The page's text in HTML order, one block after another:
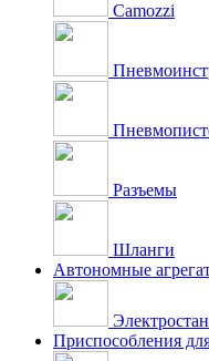
Camozzi
Разъемы
Шланги
Автономные
Приспособления